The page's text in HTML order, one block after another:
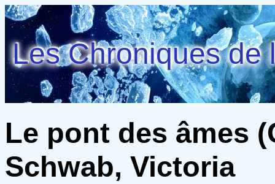
Les Chroniques de
Le pont des âmes
Schwab, Victoria